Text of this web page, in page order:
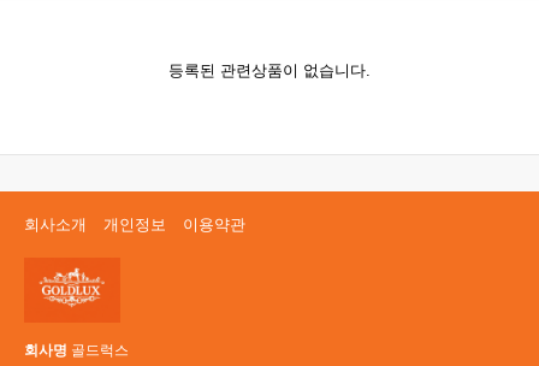
등록된 관련상품이 없습니다.
회사소개 개인정보 이용약관
회사명 골드럭스